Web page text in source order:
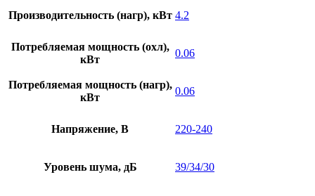
Производительность (нагр), кВт 4.2
Потребляемая мощность (охл),
кВт
0.06
Потребляемая мощность (нагр),
кВт
0.06
Напряжение, В 220-240
Уровень шума, дБ 39/34/30